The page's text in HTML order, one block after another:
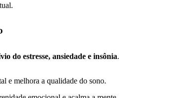
do estresse, ansiedade e insônia.
e melhora a qualidade do sono.